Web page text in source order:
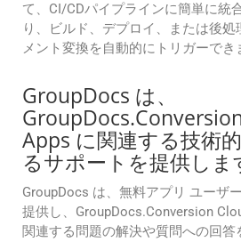
て、CI/CDパイプラインに簡単に統
り、ビルド、デプロイ、または後
メント変換を自動的にトリガーでき
GroupDocs は、
Apps に関連する技術
るサポートを提供しま
GroupDocs は、無料アプリ ユーザ
提供し、GroupDocs.Conversion
関連する問題の解決や質問への回答